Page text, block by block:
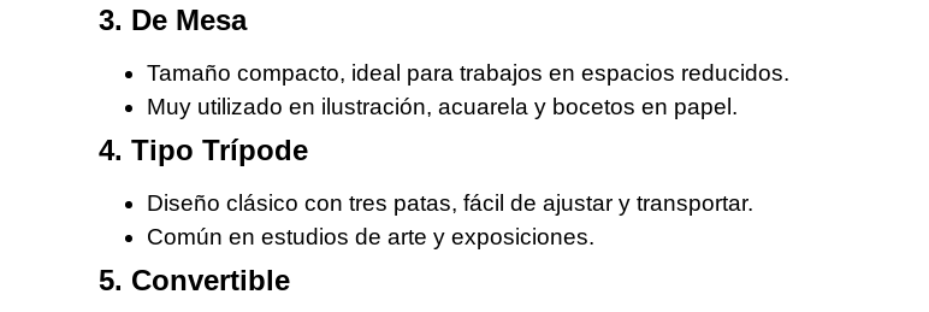
3. De Mesa
Tamaño compacto, ideal para trabajos en espacios reducidos.
Muy utilizado en ilustración, acuarela y bocetos en papel.
4. Tipo Trípode
Diseño clásico con tres patas, fácil de ajustar y transportar.
Común en estudios de arte y exposiciones.
5. Convertible